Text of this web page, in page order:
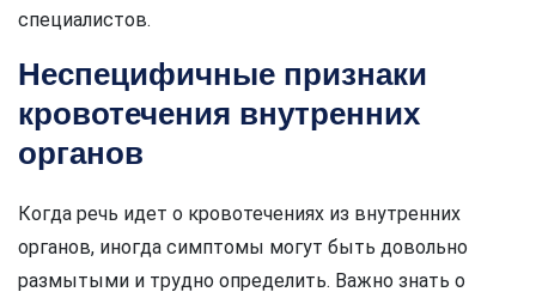
специалистов.
Неспецифичные признаки
кровотечения внутренних
органов
Когда речь идет о кровотечениях из внутренних
органов, иногда симптомы могут быть довольно
размытыми и трудно определить. Важно знать о